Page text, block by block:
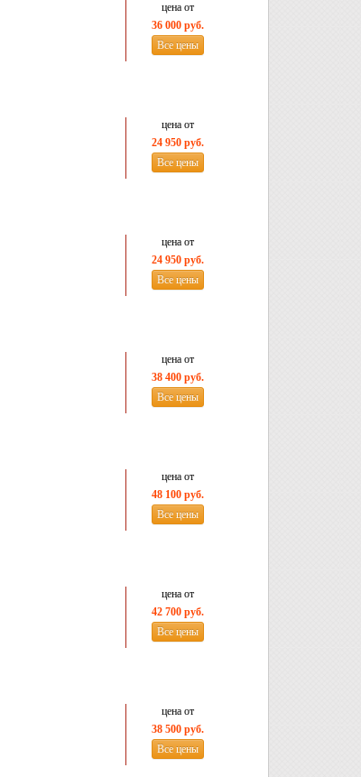
цена от
36 000 руб.
Все цены
цена от
24 950 руб.
Все цены
цена от
24 950 руб.
Все цены
цена от
38 400 руб.
Все цены
цена от
48 100 руб.
Все цены
цена от
42 700 руб.
Все цены
цена от
38 500 руб.
Все цены